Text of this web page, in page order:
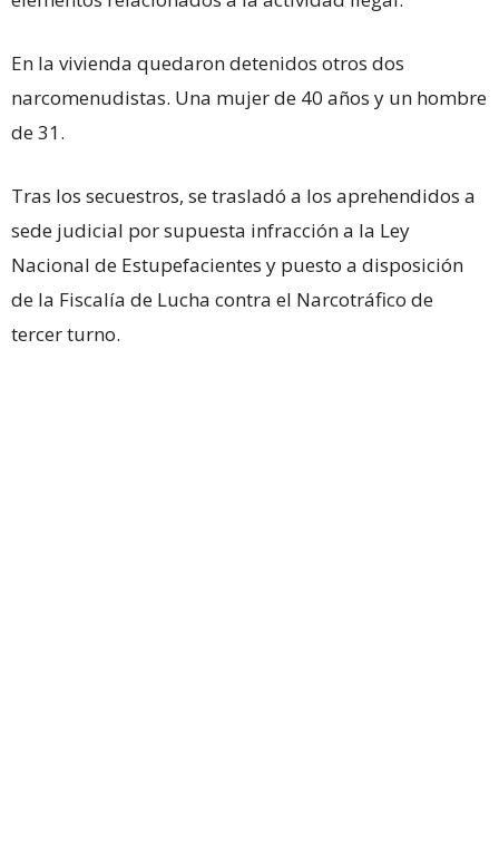
En la vivienda quedaron detenidos otros dos
narcomenudistas. Una mujer de 40 años y un hombre
de 31.
Tras los secuestros, se trasladó a los aprehendidos a
sede judicial por supuesta infracción a la Ley
Nacional de Estupefacientes y puesto a disposición
de la Fiscalía de Lucha contra el Narcotráfico de
tercer turno.